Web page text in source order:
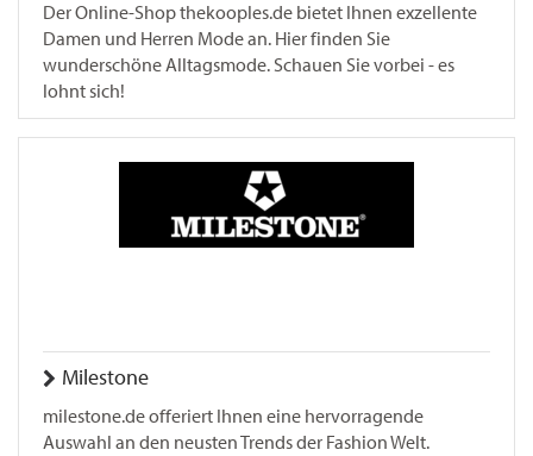
Der Online-Shop thekooples.de bietet Ihnen exzellente
Damen und Herren Mode an. Hier finden Sie
wunderschöne Alltagsmode. Schauen Sie vorbei - es
lohnt sich!
Milestone
milestone.de offeriert Ihnen eine hervorragende
Auswahl an den neusten Trends der Fashion Welt.